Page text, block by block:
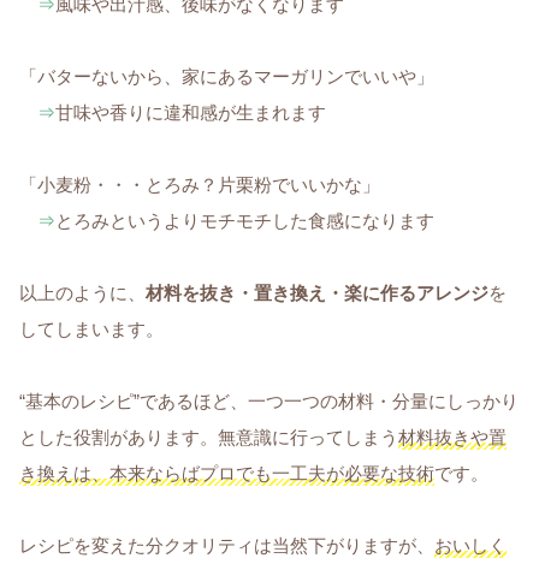
⇒風味や出汁感、後味がなくなります
「バターないから、家にあるマーガリンでいいや」
⇒甘味や香りに違和感が生まれます
「小麦粉・・・とろみ？片栗粉でいいかな」
⇒とろみというよりモチモチした食感になります
以上のように、 材料を抜き・置き換え・楽に作るアレンジを
してしまいます。
“基本のレシピ”であるほど、一つ一つの材料・分量にしっかり
とした役割があります。無意識に行ってしまう 材料抜きや置
き換えは、本来ならばプロでも一工夫が必要な技術です。
レシピを変えた分クオリティは当然下がりますが、 おいしく